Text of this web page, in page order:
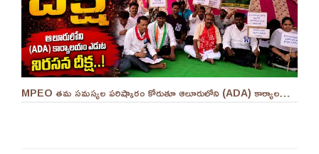
MPEO తమ సమస్యల పరిష్కారం కోరుతూ ఆలూరులోని (ADA) కార్యాలయం ఎదుట దీక్ష ||YES 9TV #kurnool